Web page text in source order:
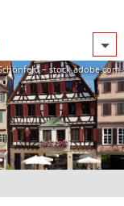
– stock.adobe.com